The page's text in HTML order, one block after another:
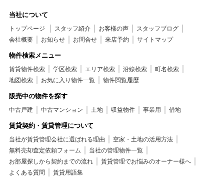
当社について
トップページ スタッフ紹介 お客様の声
スタッフブログ
会社概要
お知らせ お問合せ 来店予約 サイトマップ
物件検索メニュー
賃貸物件検索 学区検索 エリア検索 沿線検索
町名検索
地図検索
お気に入り物件一覧 物件閲覧履歴
販売中の物件を探す
中古戸建 中古マンション 土地 収益物件 事業用 借地
賃貸契約・賃貸管理について
当社が賃貸管理会社に選ばれる理由
空家・土地の活用方法
無料売却査定依頼フォーム
当社の管理物件一覧
お部屋探しから契約までの流れ
賃貸管理でお悩みのオーナー様へ
よくある質問
賃貸用語集